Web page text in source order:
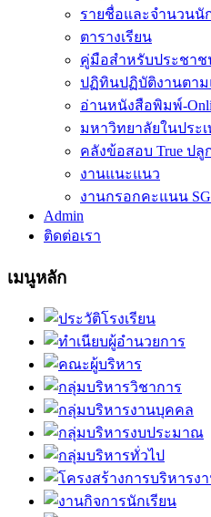
รายชื่อและจำนวนนั
ตารางเรียน
คู่มือสำหรับประชาช
ปฏิทินปฏิบัติงานตาม
อ่านหนังสือพิมพ์-
มหาวิทยาลัยในประ
คลังข้อสอบ True ป
งานแนะแนว
งานกรอกคะแนน
Admin
ติดต่อเรา
เมนูหลัก